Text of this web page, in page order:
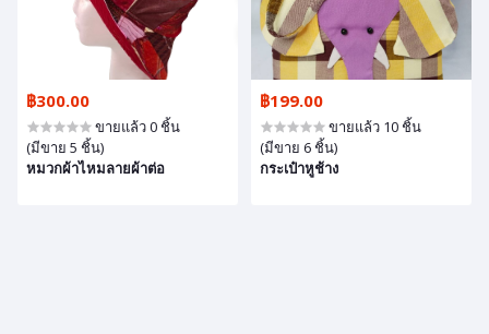
฿300.00
ขายแล้ว 0 ชิ้น
(มีขาย 5 ชิ้น)
หมวกผ้าไหมลายผ้าต่อ
฿199.00
ขายแล้ว 10 ชิ้น
(มีขาย 6 ชิ้น)
กระเป๋าหูช้าง